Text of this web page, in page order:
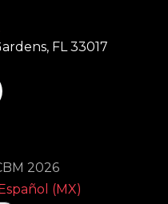
FL 33017
2026
(MX)